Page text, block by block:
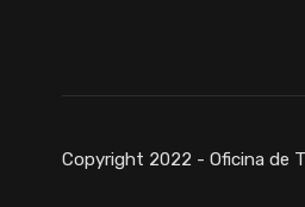
Copyright 2022 - Oficina de